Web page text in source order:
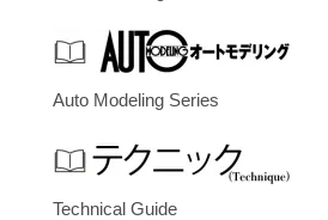
Auto Modeling Series
Technical Guide